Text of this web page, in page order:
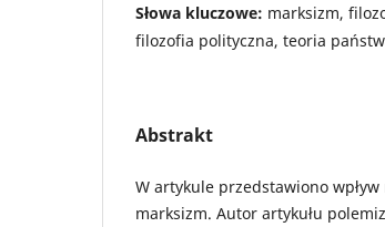
Słowa kluczowe: marksizm,
filozofia polityczna, teoria
Abstrakt
W artykule przedstawiono
marksizm. Autor artykułu